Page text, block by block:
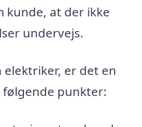
kunde, at der ikke
undervejs.
er det en
punkter: